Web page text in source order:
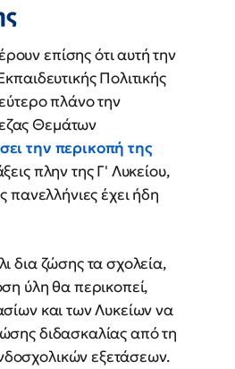
επίσης ότι αυτή την
Πολιτικής
πλάνο την
Θεμάτων
την περικοπή της
πλην της Γ' Λυκείου,
πανελλήνιες έχει ήδη
δια ζώσης τα σχολεία,
ύλη θα περικοπεί,
και των Λυκείων να
διδασκαλίας από τη
εξετάσεων.